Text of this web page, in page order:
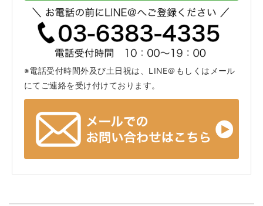
※電話受付時間外及び土日祝は、LINE＠もしくはメール
にてご連絡を受け付けております。